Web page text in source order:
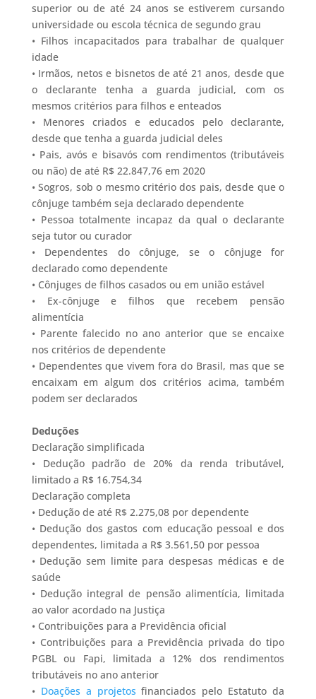
superior ou de até 24 anos se estiverem cursando
universidade ou escola técnica de segundo grau
• Filhos incapacitados para trabalhar de qualquer
idade
• Irmãos, netos e bisnetos de até 21 anos, desde que
o declarante tenha a guarda judicial, com os
mesmos critérios para filhos e enteados
• Menores criados e educados pelo declarante,
desde que tenha a guarda judicial deles
• Pais, avós e bisavós com rendimentos (tributáveis
ou não) de até R$ 22.847,76 em 2020
• Sogros, sob o mesmo critério dos pais, desde que o
cônjuge também seja declarado dependente
• Pessoa totalmente incapaz da qual o declarante
seja tutor ou curador
• Dependentes do cônjuge, se o cônjuge for
declarado como dependente
• Cônjuges de filhos casados ou em união estável
• Ex-cônjuge e filhos que recebem pensão
alimentícia
• Parente falecido no ano anterior que se encaixe
nos critérios de dependente
• Dependentes que vivem fora do Brasil, mas que se
encaixam em algum dos critérios acima, também
podem ser declarados
Deduções
Declaração simplificada
• Dedução padrão de 20% da renda tributável,
limitado a R$ 16.754,34
Declaração completa
• Dedução de até R$ 2.275,08 por dependente
• Dedução dos gastos com educação pessoal e dos
dependentes, limitada a R$ 3.561,50 por pessoa
• Dedução sem limite para despesas médicas e de
saúde
• Dedução integral de pensão alimentícia, limitada
ao valor acordado na Justiça
• Contribuições para a Previdência oficial
• Contribuições para a Previdência privada do tipo
PGBL ou Fapi, limitada a 12% dos rendimentos
tributáveis no ano anterior
• Doações a projetos financiados pelo Estatuto da